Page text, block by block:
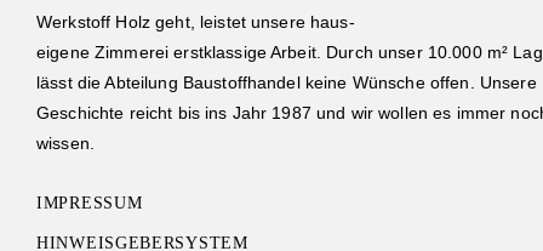
Werkstoff Holz geht, leistet unsere haus-
eigene Zimmerei erstklassige Arbeit. Durch unser 10.000 m²
lässt die Abteilung Baustoffhandel keine Wünsche offen. Unsere
Geschichte reicht bis ins Jahr 1987 und wir wollen es immer
wissen.
IMPRESSUM
HINWEISGEBERSYSTEM